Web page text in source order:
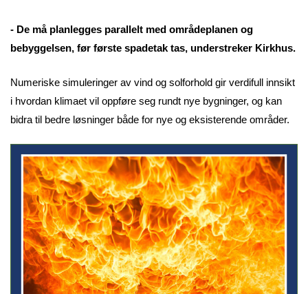
- De må planlegges parallelt med områdeplanen og
bebyggelsen, før første spadetak tas, understreker Kirkhus.
Numeriske simuleringer av vind og solforhold gir verdifull innsikt
i hvordan klimaet vil oppføre seg rundt nye bygninger, og kan
bidra til bedre løsninger både for nye og eksisterende områder.